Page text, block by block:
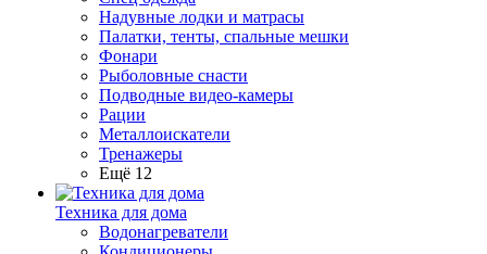
Надувные лодки и матрасы
Палатки, тенты, спальные мешки
Фонари
Рыболовные снасти
Подводные видео-камеры
Рации
Металлоискатели
Тренажеры
Ещё 12
Техника для дома
Водонагреватели